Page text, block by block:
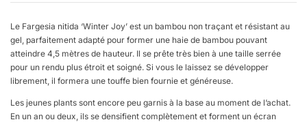
Le Fargesia nitida ‘Winter Joy’ est un bambou non traçant et résistant au
gel, parfaitement adapté pour former une haie de bambou pouvant
atteindre 4,5 mètres de hauteur. Il se prête très bien à une taille serrée
pour un rendu plus étroit et soigné. Si vous le laissez se développer
librement, il formera une touffe bien fournie et généreuse.
Les jeunes plants sont encore peu garnis à la base au moment de l’achat.
En un an ou deux, ils se densifient complètement et forment un écran